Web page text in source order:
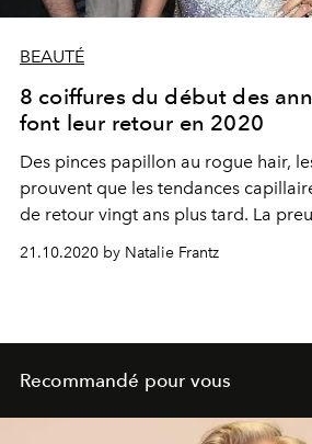
BEAUTÉ
8 coiffures du début des
font leur retour en 2020
Des pinces papillon au rogue hair,
prouvent que les tendances
de retour vingt ans plus tard. La
21.10.2020 by Natalie Frantz
Recommandé pour vous